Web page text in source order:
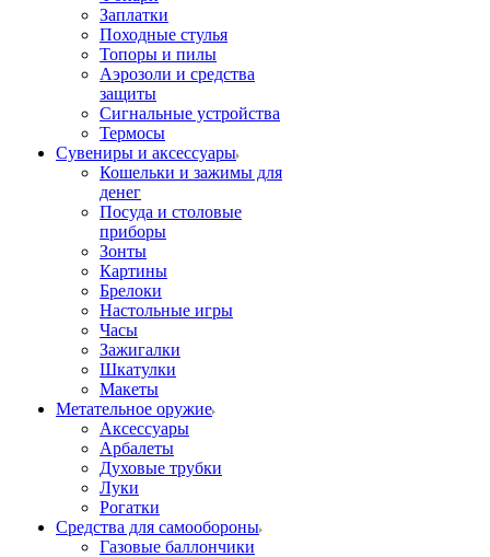
Заплатки
Походные стулья
Топоры и пилы
Аэрозоли и средства
защиты
Сигнальные устройства
Термосы
Сувениры и аксессуары
Кошельки и зажимы для
денег
Посуда и столовые
приборы
Зонты
Картины
Брелоки
Настольные игры
Часы
Зажигалки
Шкатулки
Макеты
Метательное оружие
Аксессуары
Арбалеты
Духовые трубки
Луки
Рогатки
Средства для самообороны
Газовые баллончики